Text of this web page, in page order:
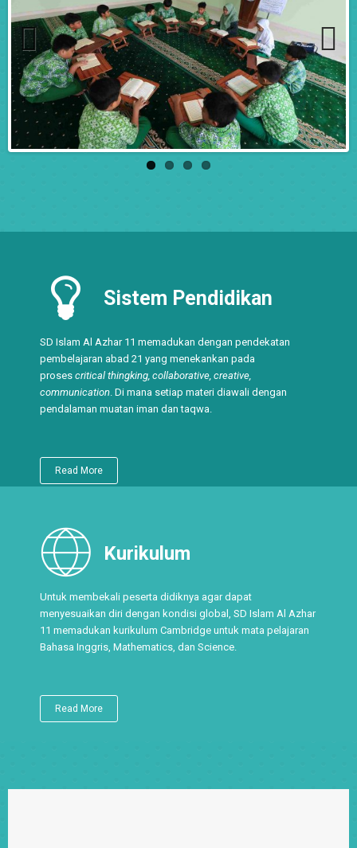
Previ
ous
Next
Sistem Pendidikan
SD Islam Al Azhar 11 memadukan dengan pendekatan
pembelajaran abad 21 yang menekankan pada
proses critical thingking, collaborative, creative,
communication. Di mana setiap materi diawali dengan
pendalaman muatan iman dan taqwa.
Read More
Kurikulum
Untuk membekali peserta didiknya agar dapat
menyesuaikan diri dengan kondisi global, SD Islam Al Azhar
11 memadukan kurikulum Cambridge untuk mata pelajaran
Bahasa Inggris, Mathematics, dan Science.
Read More